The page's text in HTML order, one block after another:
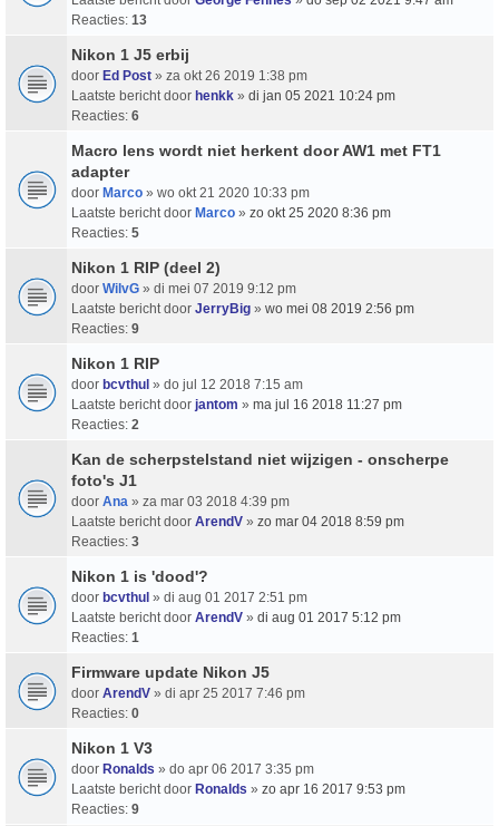
Reacties: 13
Nikon 1 J5 erbij
door Ed Post » za okt 26 2019 1:38 pm
Laatste bericht door henkk » di jan 05 2021 10:24 pm
Reacties: 6
Macro lens wordt niet herkent door AW1 met FT1
adapter
door Marco » wo okt 21 2020 10:33 pm
Laatste bericht door Marco » zo okt 25 2020 8:36 pm
Reacties: 5
Nikon 1 RIP (deel 2)
door WilvG » di mei 07 2019 9:12 pm
Laatste bericht door JerryBig » wo mei 08 2019 2:56 pm
Reacties: 9
Nikon 1 RIP
door bcvthul » do jul 12 2018 7:15 am
Laatste bericht door jantom » ma jul 16 2018 11:27 pm
Reacties: 2
Kan de scherpstelstand niet wijzigen - onscherpe
foto's J1
door Ana » za mar 03 2018 4:39 pm
Laatste bericht door ArendV » zo mar 04 2018 8:59 pm
Reacties: 3
Nikon 1 is 'dood'?
door bcvthul » di aug 01 2017 2:51 pm
Laatste bericht door ArendV » di aug 01 2017 5:12 pm
Reacties: 1
Firmware update Nikon J5
door ArendV » di apr 25 2017 7:46 pm
Reacties: 0
Nikon 1 V3
door Ronalds » do apr 06 2017 3:35 pm
Laatste bericht door Ronalds » zo apr 16 2017 9:53 pm
Reacties: 9